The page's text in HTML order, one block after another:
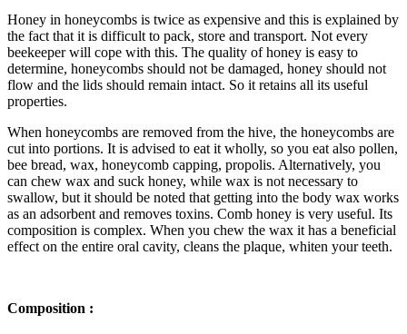
Honey in honeycombs is twice as expensive and this is explained by
the fact that it is difficult to pack, store and transport. Not every
beekeeper will cope with this. The quality of honey is easy to
determine, honeycombs should not be damaged, honey should not
flow and the lids should remain intact. So it retains all its useful
properties.
When honeycombs are removed from the hive, the honeycombs are
cut into portions. It is advised to eat it wholly, so you eat also pollen,
bee bread, wax, honeycomb capping, propolis. Alternatively, you
can chew wax and suck honey, while wax is not necessary to
swallow, but it should be noted that getting into the body wax works
as an adsorbent and removes toxins. Comb honey is very useful. Its
composition is complex. When you chew the wax it has a beneficial
effect on the entire oral cavity, cleans the plaque, whiten your teeth.
Composition :